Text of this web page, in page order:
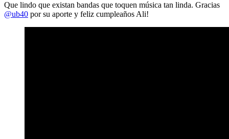
Que lindo que existan bandas que toquen música tan linda. Gracias
@ub40 por su aporte y feliz cumpleaños Ali!